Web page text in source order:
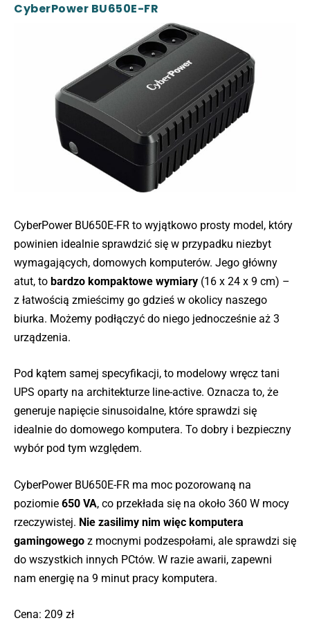
CyberPower BU650E-FR
CyberPower BU650E-FR to wyjątkowo prosty model, który
powinien idealnie sprawdzić się w przypadku niezbyt
wymagających, domowych komputerów. Jego główny
atut, to bardzo kompaktowe wymiary (16 x 24 x 9 cm) –
z łatwością zmieścimy go gdzieś w okolicy naszego
biurka. Możemy podłączyć do niego jednocześnie aż 3
urządzenia.
Pod kątem samej specyfikacji, to modelowy wręcz tani
UPS oparty na architekturze line-active. Oznacza to, że
generuje napięcie sinusoidalne, które sprawdzi się
idealnie do domowego komputera. To dobry i bezpieczny
wybór pod tym względem.
CyberPower BU650E-FR ma moc pozorowaną na
poziomie 650 VA, co przekłada się na około 360 W mocy
rzeczywistej. Nie zasilimy nim więc komputera
gamingowego z mocnymi podzespołami, ale sprawdzi się
do wszystkich innych PCtów. W razie awarii, zapewni
nam energię na 9 minut pracy komputera.
Cena: 209 zł